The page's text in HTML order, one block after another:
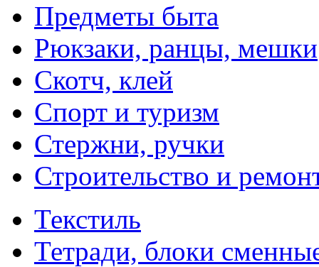
Предметы быта
Рюкзаки, ранцы, мешки
Скотч, клей
Спорт и туризм
Стержни, ручки
Строительство и
Текстиль
Тетради, блоки